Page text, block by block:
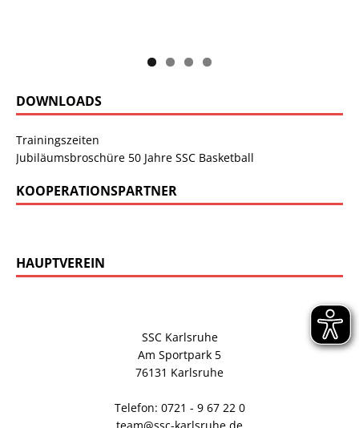
DOWNLOADS
Trainingszeiten
Jubiläumsbroschüre 50 Jahre SSC Basketball
KOOPERATIONSPARTNER
HAUPTVEREIN
SSC Karlsruhe
Am Sportpark 5
76131 Karlsruhe
Telefon: 0721 - 9 67 22 0